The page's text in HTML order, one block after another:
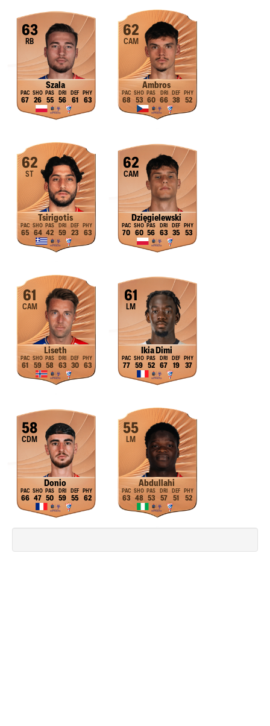
63
RB
Szala
67 26 55 56 61 63
62
CAM
Ambros
68 53 60 66 38 52
62
ST
Tsirigotis
65 64 42 59 23 63
62
CAM
Dzięgielewski
70 60 56 63 35 53
61
CAM
Liseth
61 59 58 63 30 63
61
LM
Ikia Dimi
77 59 52 67 19 37
58
CDM
Donio
66 47 50 59 55 62
55
LM
Abdullahi
63 48 53 57 51 52